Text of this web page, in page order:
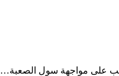
على مواجهة سول الصعبة…